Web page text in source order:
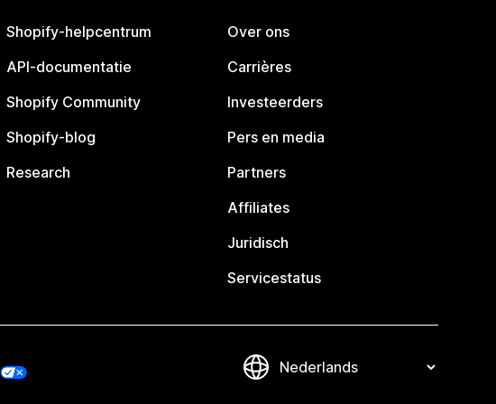
Shopify-helpcentrum
API-documentatie
Shopify Community
Shopify-blog
Research
Over ons
Carrières
Investeerders
Pers en media
Partners
Affiliates
Juridisch
Servicestatus